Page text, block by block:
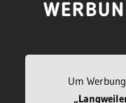
Um